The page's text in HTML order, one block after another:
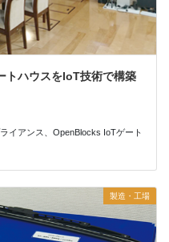
ハウスをIoT技術で構築
イアンス
OpenBlocks IoTゲート
製造・工場